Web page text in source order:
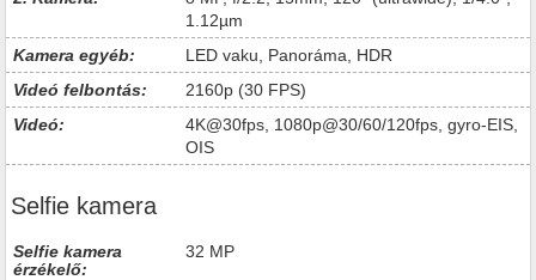
1.12µm
Kamera egyéb:
LED vaku, Panoráma, HDR
Videó felbontás:
2160p (30 FPS)
Videó:
4K@30fps, 1080p@30/60/120fps, gyro-EIS,
OIS
Selfie kamera
Selfie kamera
érzékelő:
32 MP